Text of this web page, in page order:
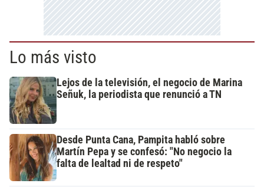
Lo más visto
Lejos de la televisión, el negocio de Marina
Señuk, la periodista que renunció a TN
Desde Punta Cana, Pampita habló sobre
Martín Pepa y se confesó: "No negocio la
falta de lealtad ni de respeto"